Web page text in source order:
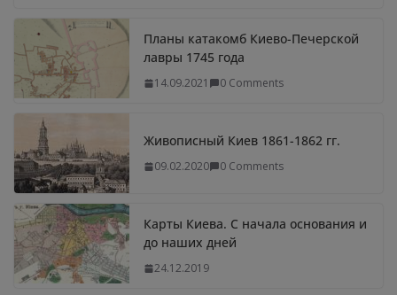
Планы катакомб Киево-Печерской
лавры 1745 года
14.09.2021 0 Comments
Живописный Киев 1861-1862 гг.
09.02.2020 0 Comments
Карты Киева. С начала основания и
до наших дней
24.12.2019